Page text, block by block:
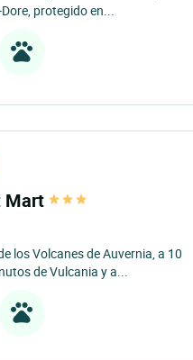
protegido en...
Mart
los Volcanes de Auvernia, a 10
de Vulcania y a...